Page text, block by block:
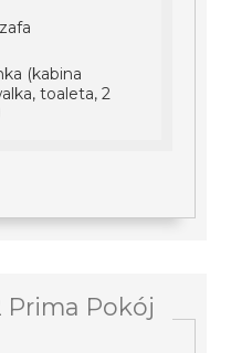
(kabina
toaleta, 2
Prima Pokój